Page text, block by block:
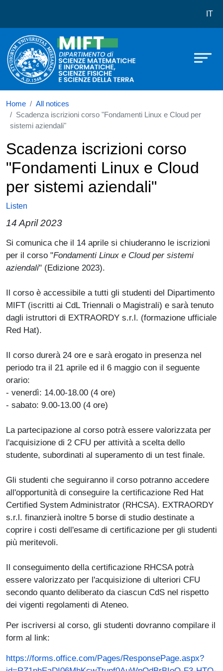
Dipartimento di Scienze IT
Home
All notices
Scadenza iscrizioni corso "Fondamenti Linux e Cloud per
sistemi aziendali"
Scadenza iscrizioni corso
"Fondamenti Linux e Cloud
per sistemi aziendali"
Listen
14 April 2023
Paragrafo
Si comunica che il 14 aprile si chiuderanno le iscrizioni
per il corso "Fondamenti Linux e Cloud per sistemi
aziendali" (Edizione 2023).
Il corso è accessibile a tutti gli studenti del Dipartimento
MIFT (iscritti ai CdL Triennali o Magistrali) e sarà tenuto
dagli istruttori di EXTRAORDY s.r.l. (formazione ufficiale
Red Hat).
Il corso durerà 24 ore e sarà erogato in presenza nel
periodo tra il 21 aprile ed il 6 maggio con il seguente
orario:
- venerdì: 14.00-18.00 (4 ore)
- sabato: 9.00-13.00 (4 ore)
La partecipazione al corso potrà essere valorizzata per
l'acquisizione di 2 CFU per attività a scelta dello
studente, subordinati al superamento di un test finale.
Gli studenti che seguiranno il corso potranno accedere
all'opportunità di conseguire la certificazione Red Hat
Certified System Administrator (RHCSA). EXTRAORDY
s.r.l. finanzierà inoltre 5 borse di studio destinate a
coprire i costi dell'esame di certificazione per gli studenti
più meritevoli.
Il conseguimento della certificazione RHCSA potrà
essere valorizzato per l'acquisizione di ulteriori CFU
secondo quanto deliberato da ciascun CdS nel rispetto
dei vigenti regolamenti di Ateneo.
Per iscriversi al corso, gli studenti dovranno compilare il
form al link:
https://forms.office.com/Pages/ResponsePage.aspx?